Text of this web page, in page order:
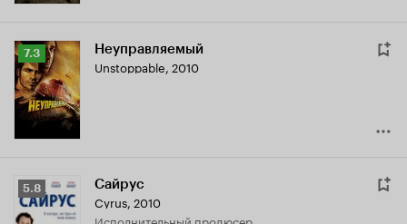
Рейтинг
Кинопоиска
7.3
7.3 Неуправляемый
Unstoppable, 2010
Рейтинг
Кинопоиска
5.8 Сайрус
Cyrus, 2010